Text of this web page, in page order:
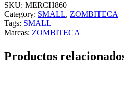
SKU: MERCH860
Category: SMALL, ZOMBITECA
Tags: SMALL
Marcas: ZOMBITECA
Productos